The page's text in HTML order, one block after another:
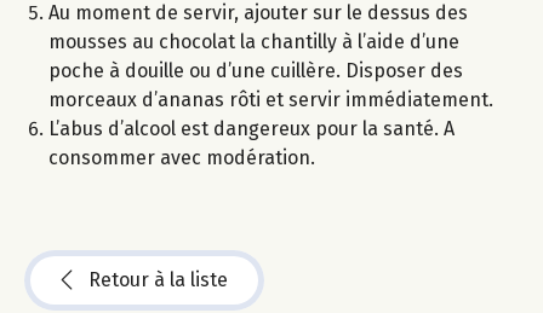
Au moment de servir, ajouter sur le dessus des
mousses au chocolat la chantilly à l’aide d’une
poche à douille ou d’une cuillère. Disposer des
morceaux d’ananas rôti et servir immédiatement.
L’abus d’alcool est dangereux pour la santé. A
consommer avec modération.
Retour à la liste